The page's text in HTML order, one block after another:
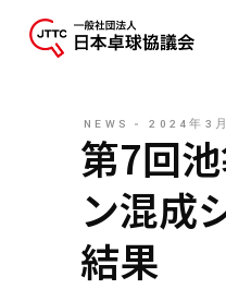
NEWS 2024年3
第7回
ン混成
結果